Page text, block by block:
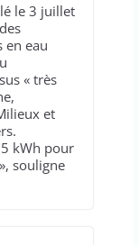
le 3 juillet
en eau
« très
et
kWh pour
souligne